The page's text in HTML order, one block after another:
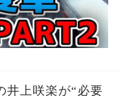
井上咲楽が“必要